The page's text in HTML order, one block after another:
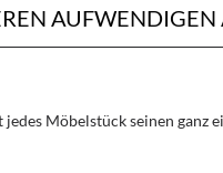
Möbelstück seinen ganz